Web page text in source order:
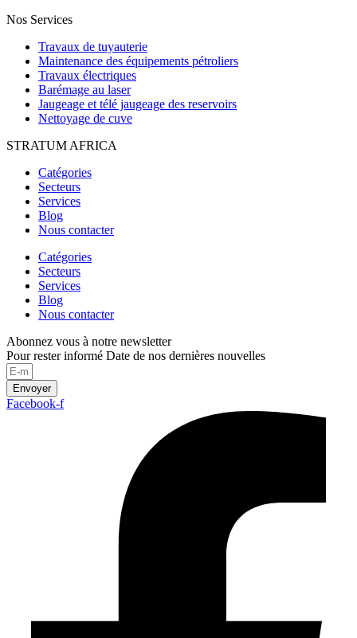
Nos Services
Travaux de tuyauterie
Maintenance des équipements pétroliers
Travaux électriques
Barémage au laser
Jaugeage et télé jaugeage des reservoirs
Nettoyage de cuve
STRATUM AFRICA
Catégories
Secteurs
Services
Blog
Nous contacter
Catégories
Secteurs
Services
Blog
Nous contacter
Abonnez vous à notre newsletter
Pour rester informé Date de nos dernières nouvelles
Envoyer
Facebook-f